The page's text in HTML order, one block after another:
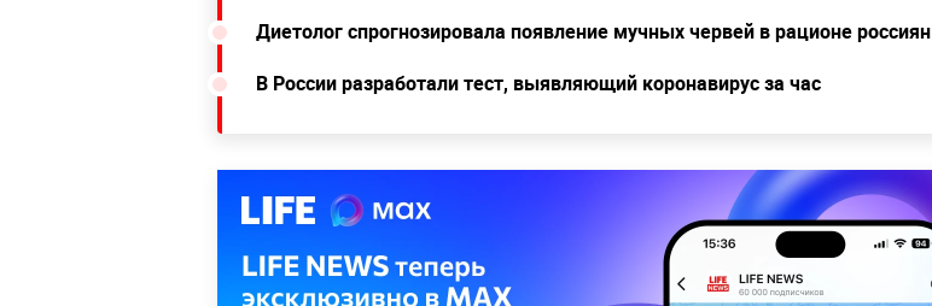
Диетолог спрогнозировала появление мучных червей в рационе россиян
В России разработали тест, выявляющий коронавирус за час